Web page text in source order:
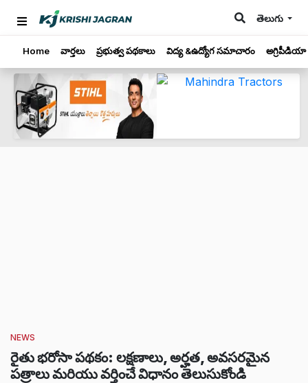
తెలుగు
Home వార్తలు ప్రభుత్వ పథకాలు విద్య &ఉద్యోగ సమాచారం అగ్రిపీడియా
NEWS
రైతు భరోసా పథకం: లక్షణాలు, అర్హత, అవసరమైన
పత్రాలు మరియు వర్తించే విధానం తెలుసుకోండి